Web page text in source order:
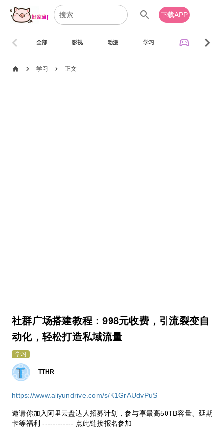
search 下载APP
全部 影视 动漫 学习 sports_esports
chevron_left chevron_right
home chevron_right 学习 chevron_right 正文
社群广场搭建教程：998元收费，引流裂变自
动化，轻松打造私域流量
学习
TTHR
https://www.aliyundrive.com/s/K1GrAUdvPuS
邀请你加入阿里云盘达人招募计划，参与享最高50TB容量、延期
卡等福利 ------------ 点此链接报名参加